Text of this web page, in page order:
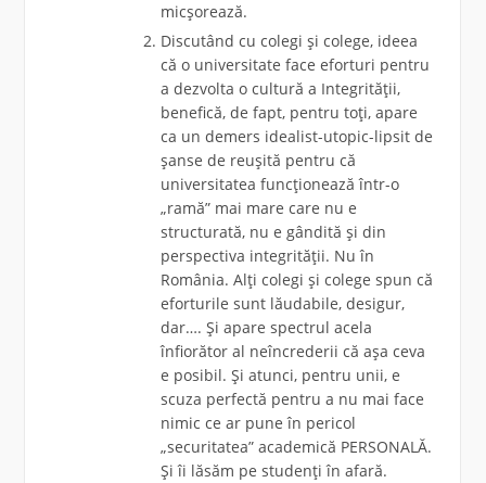
micșorează.
Discutând cu colegi și colege, ideea
că o universitate face eforturi pentru
a dezvolta o cultură a Integrității,
benefică, de fapt, pentru toți, apare
ca un demers idealist-utopic-lipsit de
șanse de reușită pentru că
universitatea funcționează într-o
„ramă” mai mare care nu e
structurată, nu e gândită și din
perspectiva integrității. Nu în
România. Alți colegi și colege spun că
eforturile sunt lăudabile, desigur,
dar…. Și apare spectrul acela
înfiorător al neîncrederii că așa ceva
e posibil. Și atunci, pentru unii, e
scuza perfectă pentru a nu mai face
nimic ce ar pune în pericol
„securitatea” academică PERSONALĂ.
Și îi lăsăm pe studenți în afară.